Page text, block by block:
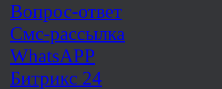
Вопрос-ответ
Смс-рассылка
WhatsAPP
Битрикс 24